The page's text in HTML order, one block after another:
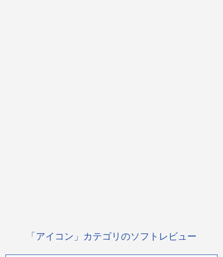
「アイコン」カテゴリのソフトレビュー